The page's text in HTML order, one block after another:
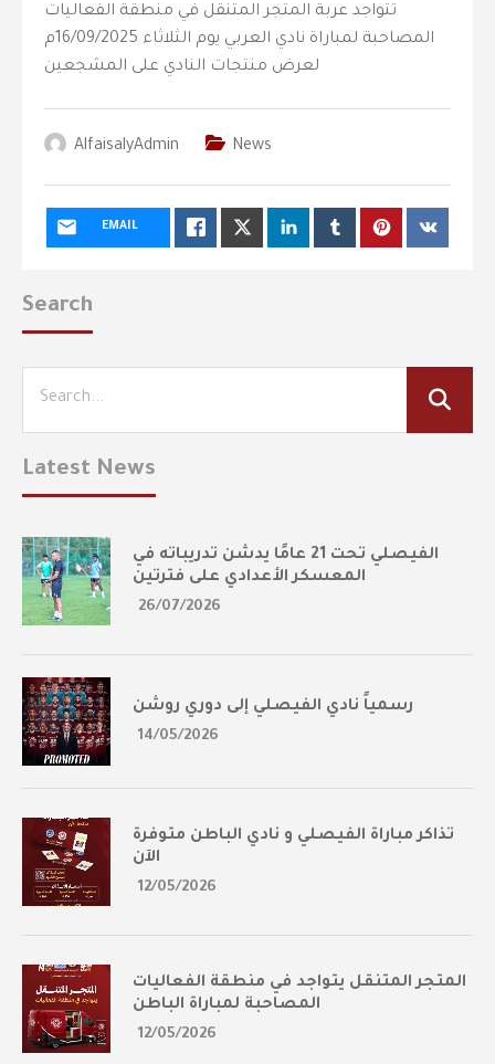
تتواجد عربة المتجر المتنقل في منطقة الفعاليات
المصاحبة لمباراة نادي العربي يوم الثلاثاء 16/09/2025م
لعرض منتجات النادي على المشجعين
AlfaisalyAdmin News
EMAIL
Search
Latest News
الفيصلي تحت 21 عامًا يدشن تدريباته في
المعسكر الأعدادي على فترتين
26/07/2026
رسمياً نادي الفيصلي إلى دوري روشن
14/05/2026
تذاكر مباراة الفيصلي و نادي الباطن متوفرة
الآن
12/05/2026
المتجر المتنقل يتواجد في منطقة الفعاليات
المصاحبة لمباراة الباطن
12/05/2026